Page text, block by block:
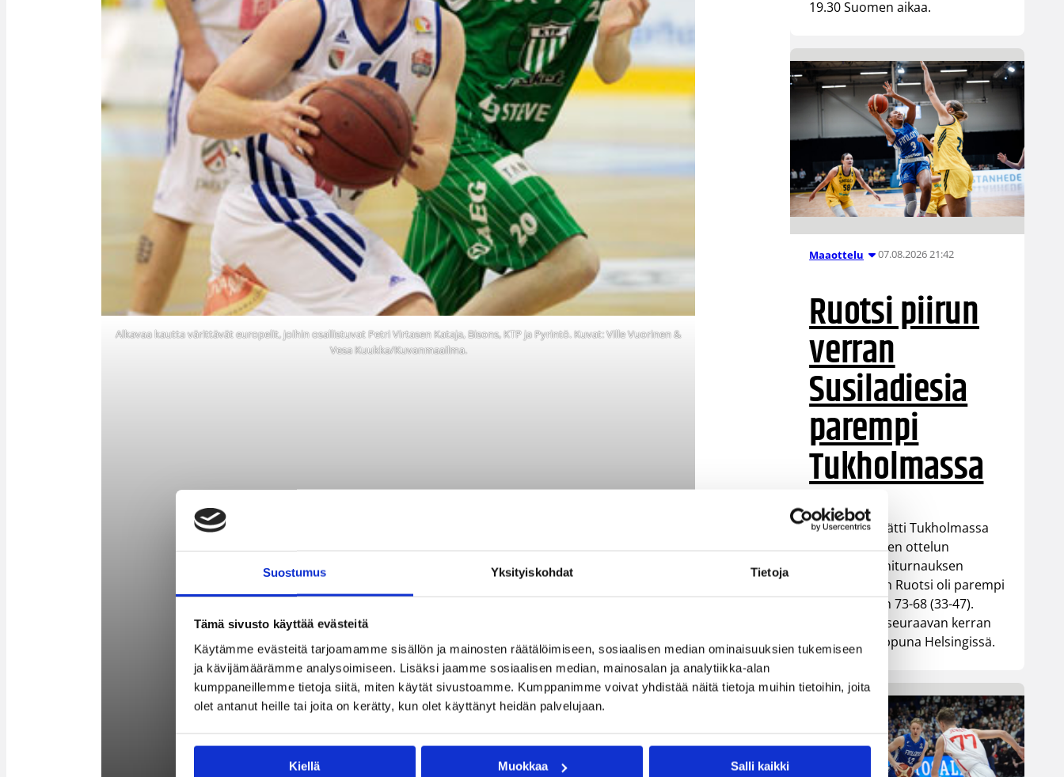
Suostumus Yksityiskohdat Tietoja
Tämä sivusto käyttää evästeitä
Käytämme evästeitä tarjoamamme sisällön ja mainosten räätälöimiseen, sosiaalisen median ominaisuuksien tukemiseen
ja kävijämäärämme analysoimiseen. Lisäksi jaamme sosiaalisen median, mainosalan ja analytiikka-alan
kumppaneillemme tietoja siitä, miten käytät sivustoamme. Kumppanimme voivat yhdistää näitä tietoja muihin tietoihin, joita
olet antanut heille tai joita on kerätty, kun olet käyttänyt heidän palvelujaan.
Kiellä Muokkaa Salli kaikki
Alkavaa kautta värittävät europelit, joihin osallistuvat Petri Virtasen Kataja, Bisons, KTP ja Pyrintö. Kuvat: Ville Vuorinen &
Vesa Kuukka/Kuvanmaailma.
19.30 Suomen aikaa.
Maaottelu 07.08.2026 21:42
Ruotsi piirun
verran
Susiladiesia
parempi
Tukholmassa
Susiladies päätti Tukholmassa
pelatun kahden ottelun
mittaisen miniturnauksen
tappioon, kun Ruotsi oli parempi
loppulukemin 73-68 (33-47).
Suomi pelaa seuraavan kerran
ensi viikonloppuna Helsingissä.